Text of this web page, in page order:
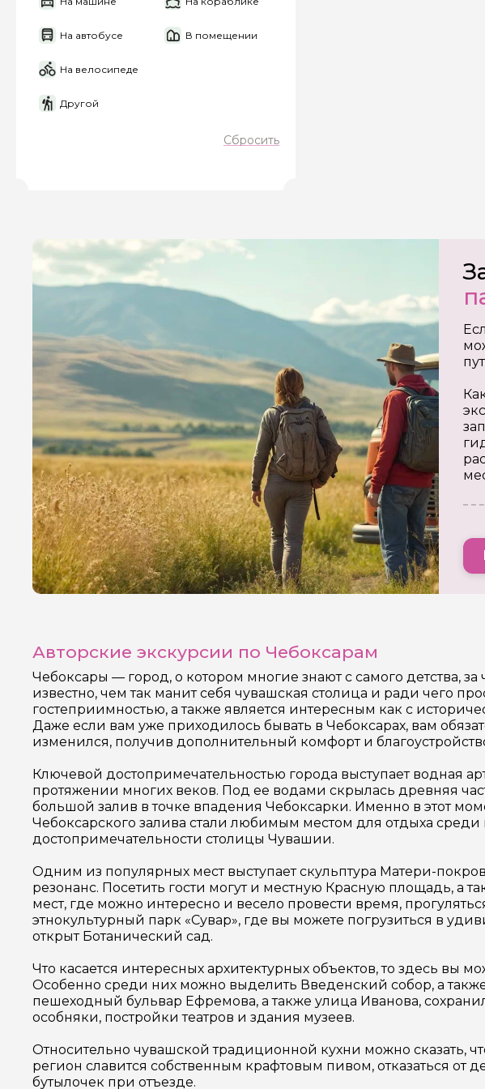
На автобусе В помещении
На велосипеде
Другой
Сбросить
Авторские экскурсии по Чебоксарам
Чебоксары — город, о котором многие знают с самого детства,
известно, чем так манит себя чувашская столица и ради чего
гостеприимностью, а также является интересным как с
Даже если вам уже приходилось бывать в Чебоксарах, вам
изменился, получив дополнительный комфорт и
Ключевой достопримечательностью города выступает водная
протяжении многих веков. Под ее водами скрылась древняя
большой залив в точке впадения Чебоксарки. Именно в этот
Чебоксарского залива стали любимым местом для отдыха
достопримечательности столицы Чувашии.
Одним из популярных мест выступает скульптура Матери-
резонанс. Посетить гости могут и местную Красную площадь, а
мест, где можно интересно и весело провести время,
этнокультурный парк «Сувар», где вы можете погрузиться в
открыт Ботанический сад.
Что касается интересных архитектурных объектов, то здесь
Особенно среди них можно выделить Введенский собор, а
пешеходный бульвар Ефремова, а также улица Иванова,
особняки, постройки театров и здания музеев.
Относительно чувашской традиционной кухни можно сказать,
регион славится собственным крафтовым пивом, отказаться от
бутылочек при отъезде.
персональных данных